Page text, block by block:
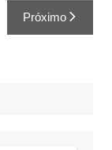
Próximo